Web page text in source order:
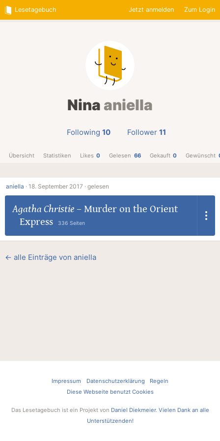
Lesetagebuch Jetzt anmelden Zum Login
Ninaaniella
Following 10 Follower 11
Übersicht Statistiken Likes 0 Gelesen 66 Gekauft 0 Gewünscht
aniella · 18. September 2017 · gelesen
Agatha Christie– Murder on the Orient
Express
336 Seiten
← alle Einträge von aniella
Impressum Datenschutzerklärung
Regeln
Diese Webseite benutzt Cookies
Das Lesetagebuch ist ein Projekt von Daniel Diekmeier. Vielen Dank an alle
Unterstützenden!